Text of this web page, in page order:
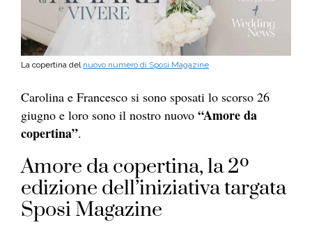
La copertina del nuovo numero di Sposi Magazine
Carolina e Francesco si sono sposati lo scorso 26
giugno e loro sono il nostro nuovo “Amore da
copertina”.
Amore da copertina, la 2º
edizione dell’iniziativa targata
Sposi Magazine